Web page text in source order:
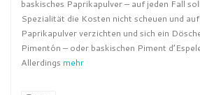
baskisches Paprikapulver – auf jeden Fall
Spezialität die Kosten nicht scheuen und
Paprikapulver verzichten und sich ein
Pimentón – oder baskischen Piment
Allerdings mehr